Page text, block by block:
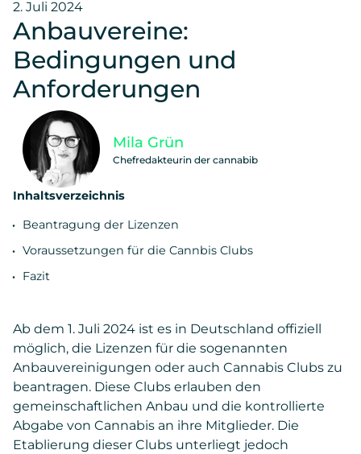
2. Juli 2024
Anbauvereine:
Bedingungen und
Anforderungen
Inhaltsverzeichnis
Beantragung der Lizenzen
Voraussetzungen für die Cannbis Clubs
Fazit
Mila Grün
Chefredakteurin der cannabib
Ab dem 1. Juli 2024 ist es in Deutschland offiziell
möglich, die Lizenzen für die sogenannten
Anbauvereinigungen oder auch Cannabis Clubs zu
beantragen. Diese Clubs erlauben den
gemeinschaftlichen Anbau und die kontrollierte
Abgabe von Cannabis an ihre Mitglieder. Die
Etablierung dieser Clubs unterliegt jedoch